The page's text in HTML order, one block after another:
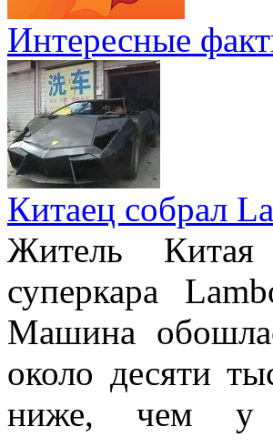
Интересные
Китаец собрал
Житель
суперкара
Машина
около десяти
ниже, чем у